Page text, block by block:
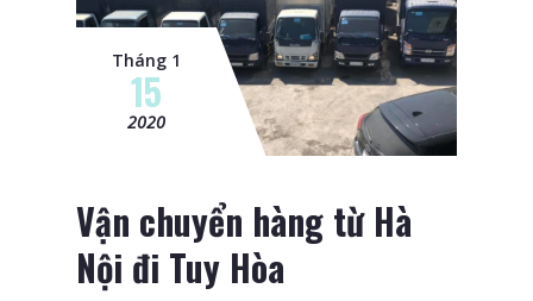
Tháng 1
15
2020
Vận chuyển hàng từ Hà
Nội đi Tuy Hòa